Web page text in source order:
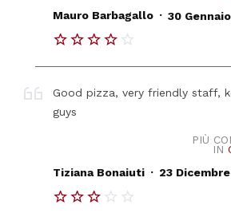
Mauro Barbagallo . 30
Good pizza, very friendly staff,
guys
PIÙ
IN
Tiziana Bonaiuti . 23